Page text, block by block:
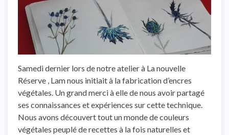
Samedi dernier lors de notre atelier à La nouvelle
Réserve , Lam nous initiait à la fabrication d’encres
végétales. Un grand merci à elle de nous avoir partagé
ses connaissances et expériences sur cette technique.
Nous avons découvert tout un monde de couleurs
végétales peuplé de recettes à la fois naturelles et